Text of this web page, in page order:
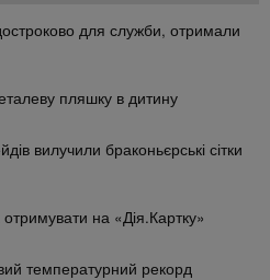
для служби, отримали
пляшку в дитину
вилучили браконьєрські сітки
на «Дія.Картку»
температурний рекорд